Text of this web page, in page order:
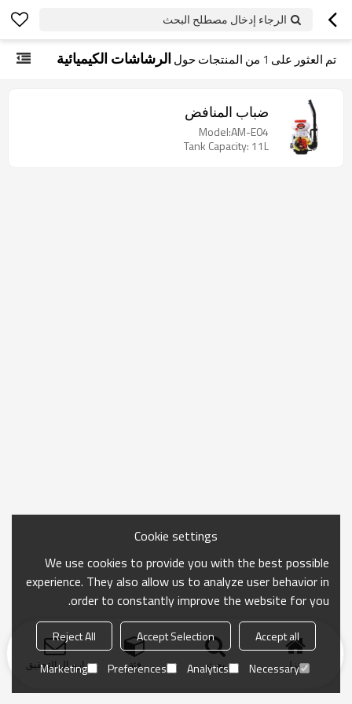
الرجاء إدخال مصطلح البحث
تم العثور على 1 من المنتجات حول الرشاشات الكيميائية
ضباب المنافض
Model:AM-E04
Tank Capacity: 11L
منزل بحث فئة ارسال التحقيق
Cookie settings
We use cookies to provide you with the best possible
experience. They also allow us to analyze user behavior in
order to constantly improve the website for you.
Accept all
Accept Selection
Reject All
Necessary
Analytics
Preferences
Marketing